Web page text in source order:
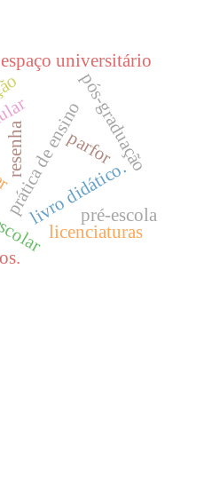
resenha
prática de ensino
espaço universitário
pós-graduação
livro didático.
licenciaturas
parfor
pré-escola